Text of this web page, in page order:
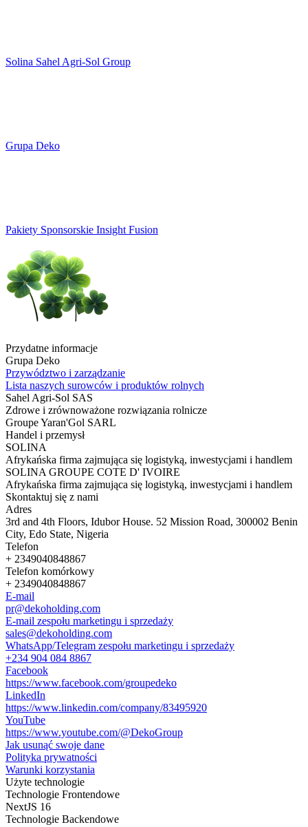
Solina Sahel Agri-Sol Group
Grupa Deko
Pakiety Sponsorskie Insight Fusion
Przydatne informacje
Grupa Deko
Przywództwo i zarządzanie
Lista naszych surowców i produktów rolnych
Sahel Agri-Sol SAS
Zdrowe i zrównoważone rozwiązania rolnicze
Groupe Yaran'Gol SARL
Handel i przemysł
SOLINA
Afrykańska firma zajmująca się logistyką, inwestycjami i handlem
SOLINA GROUPE COTE D' IVOIRE
Afrykańska firma zajmująca się logistyką, inwestycjami i handlem
Skontaktuj się z nami
Adres
3rd and 4th Floors, Idubor House. 52 Mission Road, 300002 Benin
City, Edo State, Nigeria
Telefon
+ 2349040848867
Telefon komórkowy
+ 2349040848867
E-mail
pr@dekoholding.com
E-mail zespołu marketingu i sprzedaży
sales@dekoholding.com
WhatsApp/Telegram zespołu marketingu i sprzedaży
+234 904 084 8867
Facebook
https://www.facebook.com/groupedeko
LinkedIn
https://www.linkedin.com/company/83495920
YouTube
https://www.youtube.com/@DekoGroup
Jak usunąć swoje dane
Polityka prywatności
Warunki korzystania
Użyte technologie
Technologie Frontendowe
NextJS 16
Technologie Backendowe